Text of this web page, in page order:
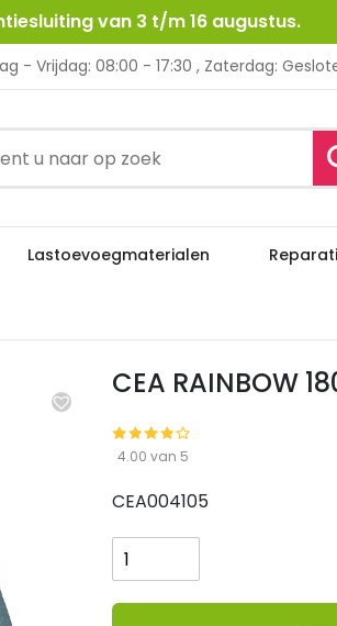
van 3 t/m 16 augustus.
- Vrijdag: 08:00 - 17:30 , Zaterdag:
Lastoevoegmaterialen
Elektroden Lasapparatuur CEA
CEA RAINBOW
4.00 van 5
CEA004105
RAINBOW
180
aantal